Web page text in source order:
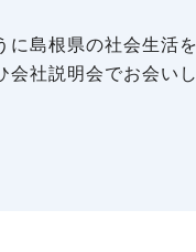
に島根県の社会生活
社説明会でお会いし